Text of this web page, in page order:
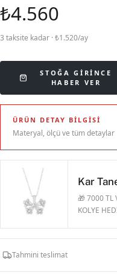
₺4.560
3 taksite kadar · ₺1.520/ay
STOĞA GIRINCE
HABER VER
ÜRÜN DETAY BILGISI
Materyal, ölçü ve tüm detaylar
Kar
🎁 7000 TL
KOLYE
Tahmini teslimat